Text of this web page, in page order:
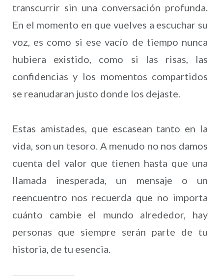
transcurrir sin una conversación profunda.
En el momento en que vuelves a escuchar su
voz, es como si ese vacío de tiempo nunca
hubiera existido, como si las risas, las
confidencias y los momentos compartidos
se reanudaran justo donde los dejaste.
Estas amistades, que escasean tanto en la
vida, son un tesoro. A menudo no nos damos
cuenta del valor que tienen hasta que una
llamada inesperada, un mensaje o un
reencuentro nos recuerda que no importa
cuánto cambie el mundo alrededor, hay
personas que siempre serán parte de tu
historia, de tu esencia.